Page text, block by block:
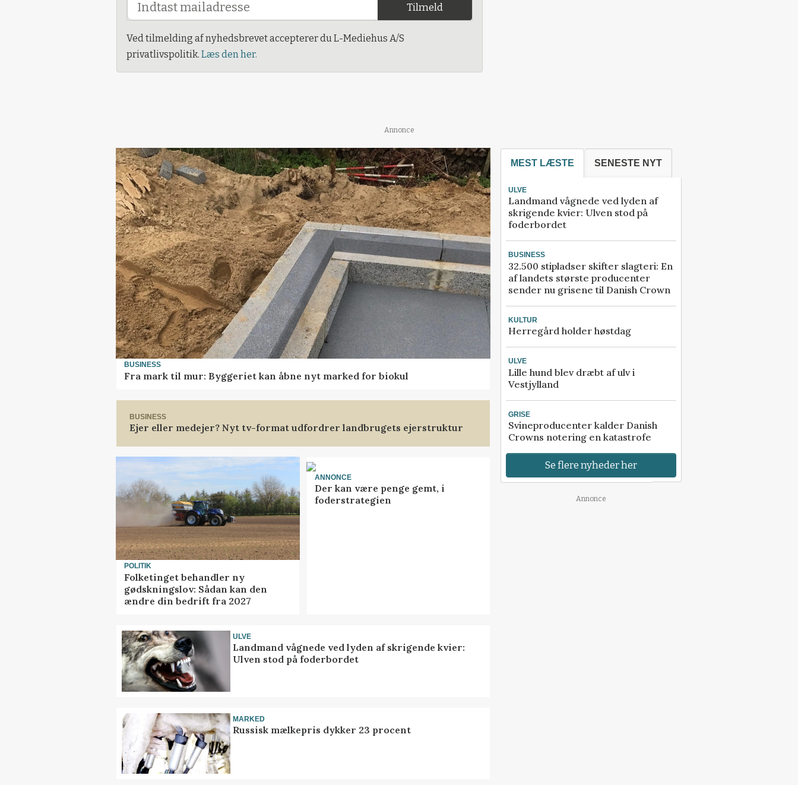
Tilmeld
Ved tilmelding af nyhedsbrevet accepterer du L-Mediehus A/S
privatlivspolitik. Læs den her.
Annonce
BUSINESS
Fra mark til mur: Byggeriet kan åbne nyt marked for biokul
BUSINESS
Ejer eller medejer? Nyt tv-format udfordrer landbrugets ejerstruktur
POLITIK
Folketinget behandler ny
gødskningslov: Sådan kan den
ændre din bedrift fra 2027
ANNONCE
Der kan være penge gemt, i
foderstrategien
ULVE
Landmand vågnede ved lyden af skrigende kvier:
Ulven stod på foderbordet
MARKED
Russisk mælkepris dykker 23 procent
MEST LÆSTE SENESTE NYT
ULVE
Landmand vågnede ved lyden af
skrigende kvier: Ulven stod på
foderbordet
BUSINESS
32.500 stipladser skifter slagteri: En
af landets største producenter
sender nu grisene til Danish Crown
KULTUR
Herregård holder høstdag
ULVE
Lille hund blev dræbt af ulv i
Vestjylland
GRISE
Svineproducenter kalder Danish
Crowns notering en katastrofe
Se flere nyheder her
Annonce